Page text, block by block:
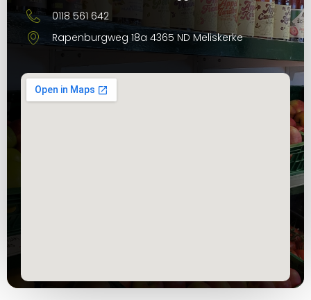
0118 561 642
Rapenburgweg 18a 4365 ND Meliskerke